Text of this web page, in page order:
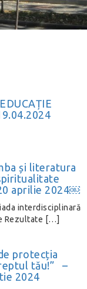
și literatura
aprilie 2024￼
interdisciplinară
Rezultate […]
protecția
tău!” –
2024